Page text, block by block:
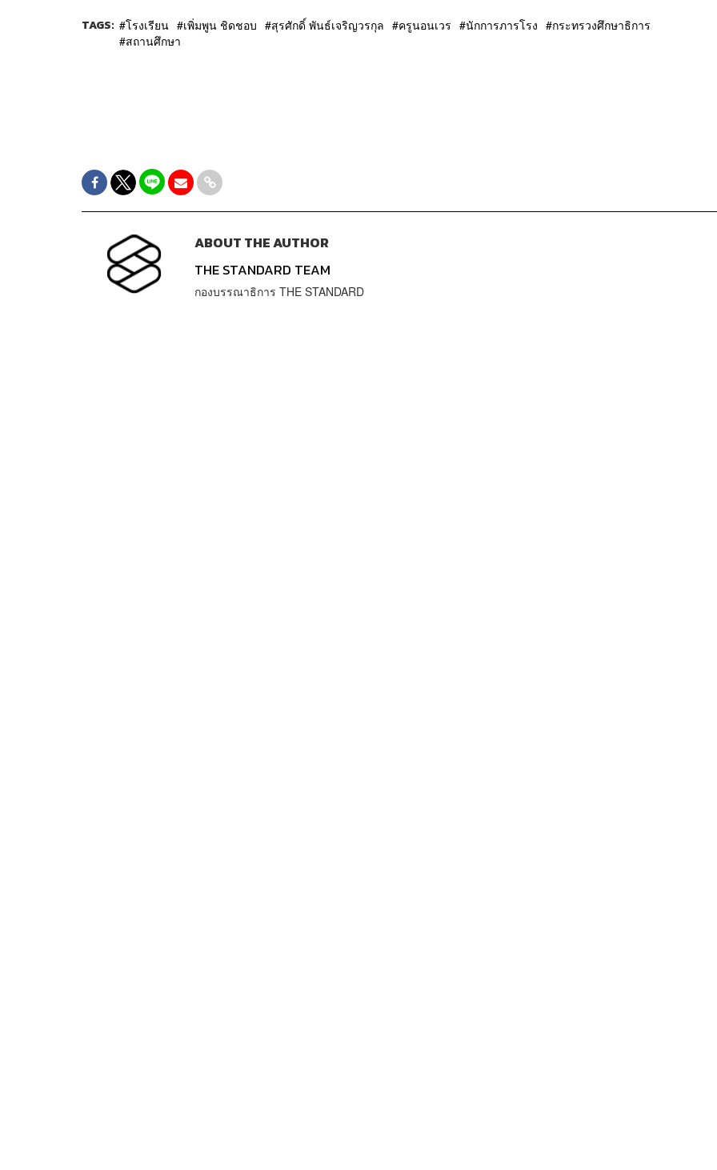
TAGS: โรงเรียน เพิ่มพูน ชิดชอบ สุรศักดิ์ พันธ์เจริญวรกุล ครูนอนเวร นักการภารโรง
กระทรวงศึกษาธิการ
สถานศึกษา
ABOUT THE AUTHOR
THE STANDARD TEAM
กองบรรณาธิการ THE STANDARD